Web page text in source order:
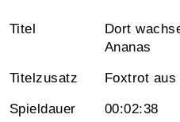
Titel
Dort
Ananas
Titelzusatz Foxtrot
Spieldauer 00:02:38